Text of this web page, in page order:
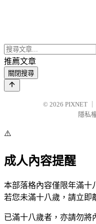
推薦文章
關閉搜尋
© 2026 PIXNET
隱私
⚠️
成人內容提醒
本部落格內容僅限年滿十
若您未滿十八歲，請立即
已滿十八歲者，亦請勿將